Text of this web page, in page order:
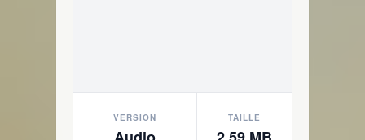
VERSION TAILLE